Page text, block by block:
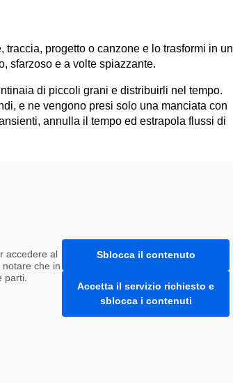
traccia, progetto o canzone e lo trasformi in un
sfarzoso e a volte spiazzante.
di piccoli grani e distribuirli nel tempo.
e ne vengono presi solo una manciata con
annulla il tempo ed estrapola flussi di
accedere al
che in
parti.
Sblocca il contenuto
Accetta il servizio richiesto e
sblocca i contenuti